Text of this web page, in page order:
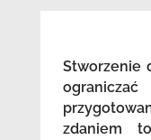
Stworzenie
zdaniem